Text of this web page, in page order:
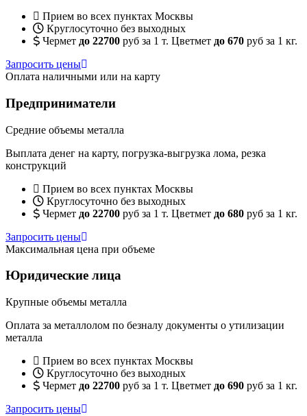
Прием во всех пунктах Москвы
Круглосуточно без выходных
Чермет до 22700 руб за 1 т. Цветмет до 670 руб за 1 кг.
Запросить цены
Оплата наличными или на карту
Предприниматели
Средние объемы металла
Выплата денег на карту, погрузка-выгрузка лома, резка
конструкций
Прием во всех пунктах Москвы
Круглосуточно без выходных
Чермет до 22700 руб за 1 т. Цветмет до 680 руб за 1 кг.
Запросить цены
Максимальная цена при объеме
Юридические лица
Крупные объемы металла
Оплата за металлолом по безналу документы о утилизации
металла
Прием во всех пунктах Москвы
Круглосуточно без выходных
Чермет до 22700 руб за 1 т. Цветмет до 690 руб за 1 кг.
Запросить цены